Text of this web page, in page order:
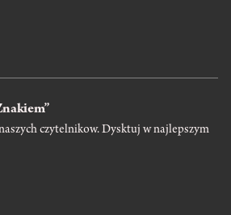
czytelnikow. Dysktuj w najlepszym